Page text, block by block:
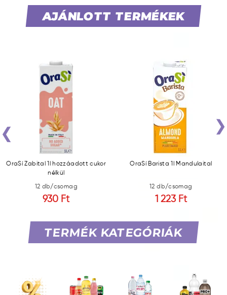
AJÁNLOTT TERMÉKEK
OraSí Zabital 1l hozzáadott cukor
nélkül
12 db/csomag
930 Ft
OraSí Barista 1l Mandulaital
12 db/csomag
1 223 Ft
‹ ›
TERMÉK KATEGÓRIÁK